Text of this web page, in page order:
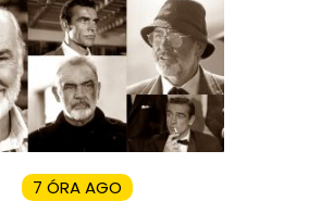
7 ÓRA AGO